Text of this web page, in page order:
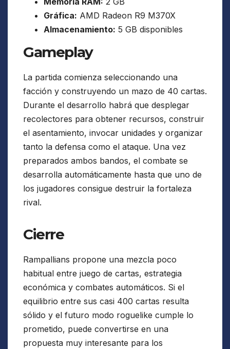
Gráfica: AMD Radeon R9 M370X
Almacenamiento: 5 GB disponibles
Gameplay
La partida comienza seleccionando una
facción y construyendo un mazo de 40 cartas.
Durante el desarrollo habrá que desplegar
recolectores para obtener recursos, construir
el asentamiento, invocar unidades y organizar
tanto la defensa como el ataque. Una vez
preparados ambos bandos, el combate se
desarrolla automáticamente hasta que uno de
los jugadores consigue destruir la fortaleza
rival.
Cierre
Rampallians propone una mezcla poco
habitual entre juego de cartas, estrategia
económica y combates automáticos. Si el
equilibrio entre sus casi 400 cartas resulta
sólido y el futuro modo roguelike cumple lo
prometido, puede convertirse en una
propuesta muy interesante para los